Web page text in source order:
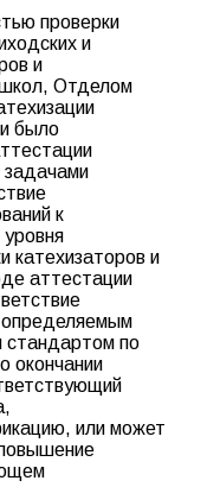
проверки
и
и
Отделом
было
к
катехизаторов и
аттестации
определяемым
стандартом по
окончании
или может